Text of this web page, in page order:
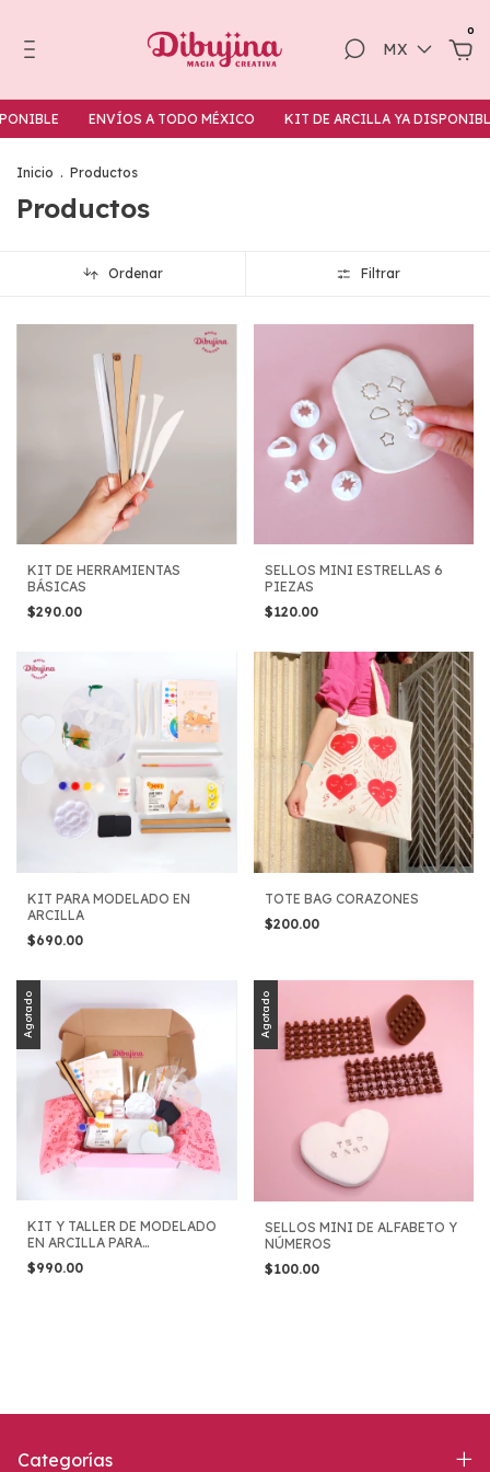
MX
0
ENVÍOS A TODO MÉXICO KIT DE ARCILLA YA
Inicio . Productos
Productos
Ordenar Filtrar
KIT DE HERRAMIENTAS
BÁSICAS
$290.00
SELLOS MINI ESTRELLAS 6
PIEZAS
$120.00
KIT PARA MODELADO EN
ARCILLA
$690.00
TOTE BAG CORAZONES
$200.00
Agotado
KIT Y TALLER DE MODELADO
EN ARCILLA PARA
PRINCIPIANTES
$990.00
Agotado
SELLOS MINI DE ALFABETO Y
NÚMEROS
$100.00
Categorías